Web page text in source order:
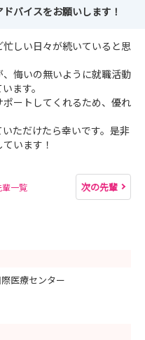
バイスをお願いします！
しい日々が続いていると思
悔いの無いように就職活動
ます。
ートしてくれるため、優れ
ただけたら幸いです。是非
います！
輩一覧 次の先輩
医療センター